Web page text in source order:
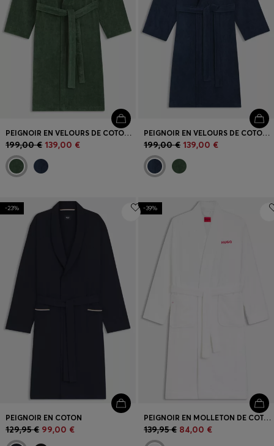
PEIGNOIR EN VELOURS DE COTON À MONOGRAMME DOUBLE B
199,00 € 139,00 €
PEIGNOIR EN VELOURS DE COTON À MONOGRAMME DOUBLE B
199,00 € 139,00 €
-23%
PEIGNOIR EN COTON
129,95 € 99,00 €
-39%
PEIGNOIR EN MOLLETON DE COTON AVEC LOGO ROUGE BRODÉ
139,95 € 84,00 €